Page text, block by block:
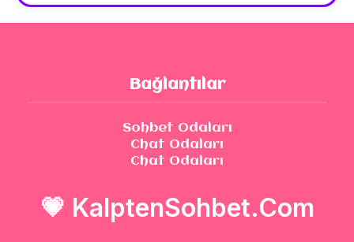
Bağlantılar
Sohbet Odaları
Chat Odaları
Chat Odaları
💗 KalptenSohbet.Com